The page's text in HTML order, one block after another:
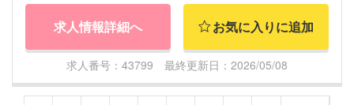
求人情報詳細へ お気に入りに追加
求人番号：43799 最終更新日：2026/05/08